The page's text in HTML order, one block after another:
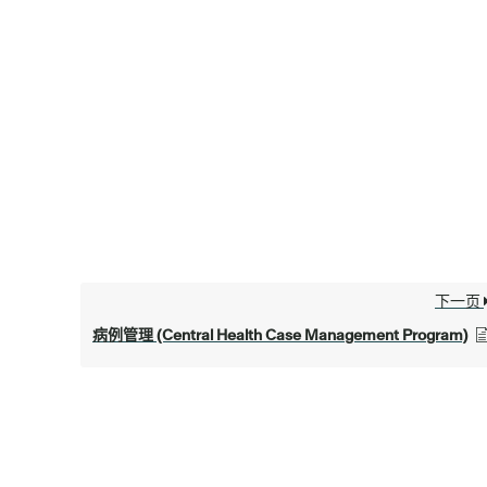
下一页
病例管理 (Central Health Case Management Program)